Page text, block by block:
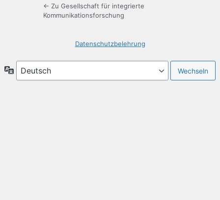
← Zu Gesellschaft für integrierte
Kommunikationsforschung
Datenschutzbelehrung
Sprache